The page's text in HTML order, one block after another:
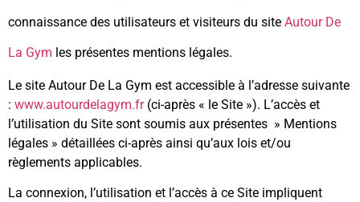
connaissance des utilisateurs et visiteurs du site Autour De
La Gym les présentes mentions légales.
Le site Autour De La Gym est accessible à l’adresse suivante
: www.autourdelagym.fr(ci-après « le Site »). L’accès et
l’utilisation du Site sont soumis aux présentes » Mentions
légales » détaillées ci-après ainsi qu’aux lois et/ou
règlements applicables.
La connexion, l’utilisation et l’accès à ce Site impliquent